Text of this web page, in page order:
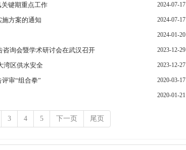
键期重点工作 2024-07-17
方案的通知 2024-07-17
2024-01-20
咨询会暨学术研讨会在武汉召开 2023-12-29
湾区供水安全 2023-12-27
审“组合拳” 2020-03-17
2020-01-21
3 4 5 下一页 尾页